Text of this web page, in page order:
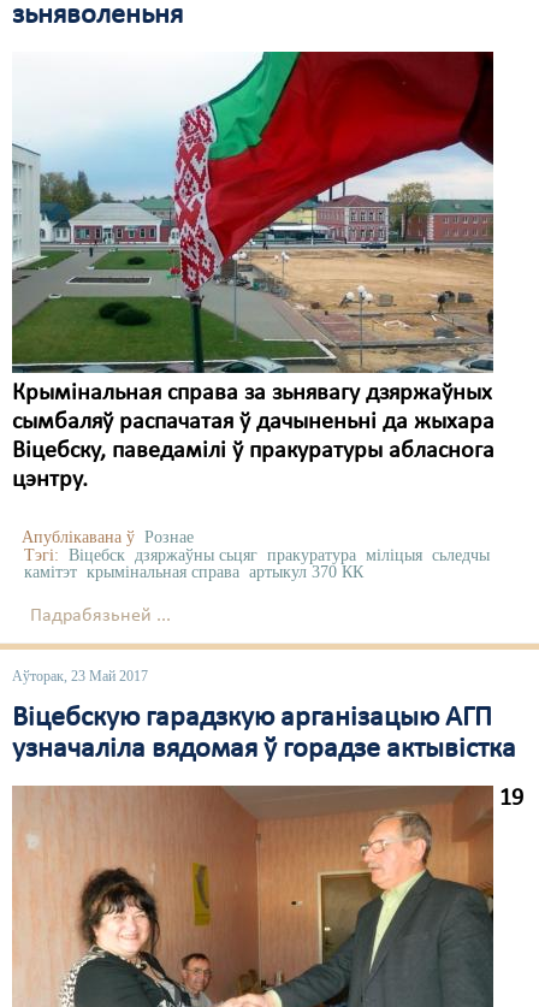
зьняволеньня
Крымінальная справа за зьнявагу дзяржаўных
сымбаляў распачатая ў дачыненьні да жыхара
Віцебску, паведамілі ў пракуратуры абласнога
цэнтру.
Апублікавана ў Рознае
Тэгі: Віцебск дзяржаўны сьцяг пракуратура міліцыя сьледчы
камітэт крымінальная справа артыкул 370 КК
Падрабязьней ...
Аўторак, 23 Май 2017
Віцебскую гарадзкую арганізацыю АГП
узначаліла вядомая ў горадзе актывістка
19